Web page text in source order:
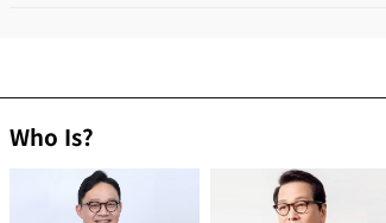
Who Is?